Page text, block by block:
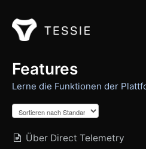
Features
Lerne die Funktionen der
Über Direct Telemetry